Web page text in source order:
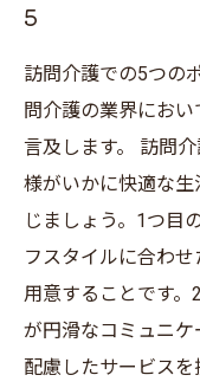
5
訪問介護での5つの
問介護の業界にお
言及します。 訪問
様がいかに快適な
じましょう。1つ目
フスタイルに合わ
用意することです
が円滑なコミュニ
配慮したサービス